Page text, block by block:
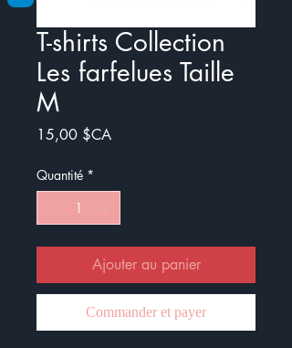
T-shirts Collection
Les farfelues Taille
M
15,00 $CAPrix
Quantité *
Ajouter au panier
Commander et payer